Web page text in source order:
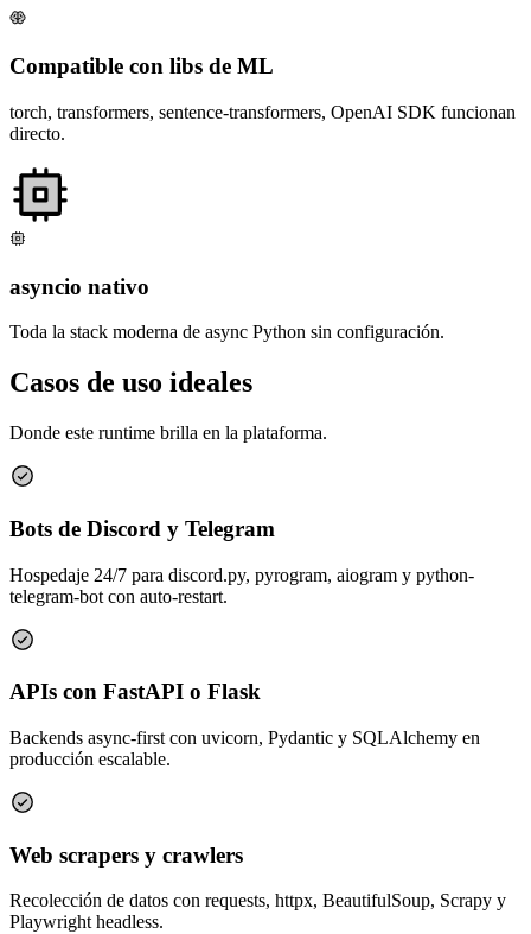
Compatible con libs de ML
torch, transformers, sentence-transformers, OpenAI SDK funcionan
directo.
asyncio nativo
Toda la stack moderna de async Python sin configuración.
Casos de uso ideales
Donde este runtime brilla en la plataforma.
Bots de Discord y Telegram
Hospedaje 24/7 para discord.py, pyrogram, aiogram y python-
telegram-bot con auto-restart.
APIs con FastAPI o Flask
Backends async-first con uvicorn, Pydantic y SQLAlchemy en
producción escalable.
Web scrapers y crawlers
Recolección de datos con requests, httpx, BeautifulSoup, Scrapy y
Playwright headless.